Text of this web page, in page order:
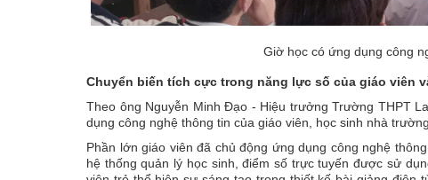
Giờ học có ứng dụng công
Chuyển biến tích cực trong năng lực số của giáo viên
Theo ông Nguyễn Minh Đạo - Hiệu trưởng Trường THPT
dụng công nghệ thông tin của giáo viên, học sinh nhà
Phần lớn giáo viên đã chủ động ứng dụng công nghệ
hệ thống quản lý học sinh, điểm số trực tuyến được sử